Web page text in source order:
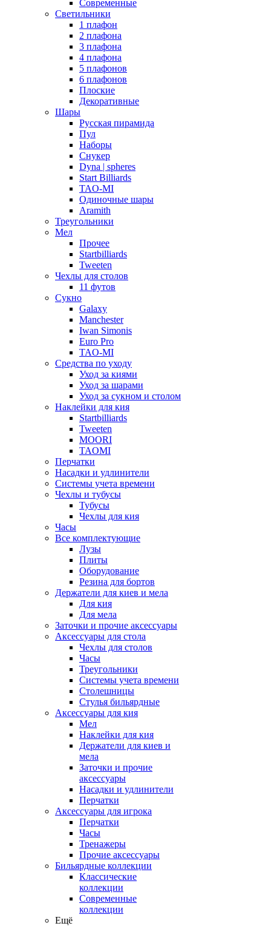
Современные
Светильники
1 плафон
2 плафона
3 плафона
4 плафона
5 плафонов
6 плафонов
Плоские
Декоративные
Шары
Русская пирамида
Пул
Наборы
Снукер
Dyna | spheres
Start Billiards
TAO-MI
Одиночные шары
Aramith
Треугольники
Мел
Прочее
Startbilliards
Tweeten
Чехлы для столов
11 футов
Сукно
Galaxy
Manchester
Iwan Simonis
Euro Pro
TAO-MI
Средства по уходу
Уход за киями
Уход за шарами
Уход за сукном и столом
Наклейки для кия
Startbilliards
Tweeten
MOORI
TAOMI
Перчатки
Насадки и удлинители
Системы учета времени
Чехлы и тубусы
Тубусы
Чехлы для кия
Часы
Все комплектующие
Лузы
Плиты
Оборудование
Резина для бортов
Держатели для киев и мела
Для кия
Для мела
Заточки и прочие аксессуары
Аксессуары для стола
Чехлы для столов
Часы
Треугольники
Системы учета времени
Столешницы
Стулья бильярдные
Аксессуары для кия
Мел
Наклейки для кия
Держатели для киев и
мела
Заточки и прочие
аксессуары
Насадки и удлинители
Перчатки
Аксессуары для игрока
Перчатки
Часы
Тренажеры
Прочие аксессуары
Бильярдные коллекции
Классические
коллекции
Современные
коллекции
Ещё